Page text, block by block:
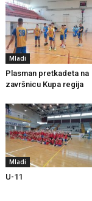
Mladi
Plasman pretkadeta na
završnicu Kupa regija
Mladi
U-11